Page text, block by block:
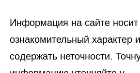
Информация на сайте носит
ознакомительный характер
содержать неточности.